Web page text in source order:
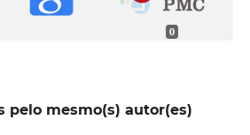
0
pelo mesmo(s) autor(es)